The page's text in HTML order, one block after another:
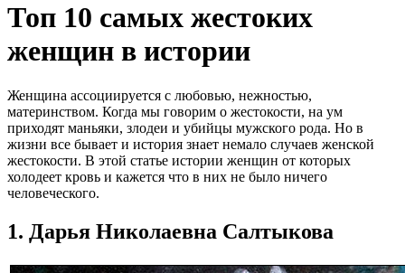
Топ 10 самых жестоких
женщин в истории
Женщина ассоциируется с любовью, нежностью,
материнством. Когда мы говорим о жестокости, на ум
приходят маньяки, злодеи и убийцы мужского рода. Но в
жизни все бывает и история знает немало случаев женской
жестокости. В этой статье истории женщин от которых
холодеет кровь и кажется что в них не было ничего
человеческого.
1. Дарья Николаевна Салтыкова